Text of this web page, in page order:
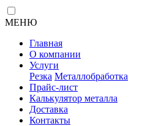
МЕНЮ
Главная
О компании
Услуги
Резка Металлобработка
Прайс-лист
Калькулятор металла
Доставка
Контакты